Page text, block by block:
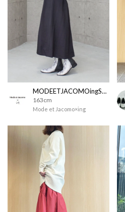
MODEETJACOMOingSTAFF
163cm
Mode et Jacomo×ing